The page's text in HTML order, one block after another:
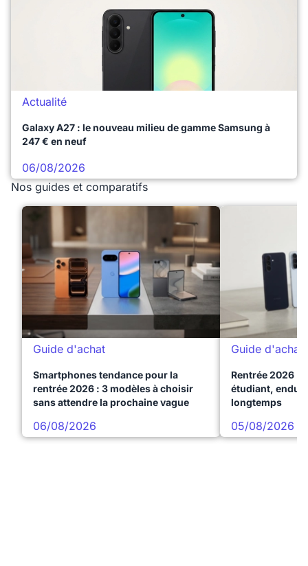
Actualité
Galaxy A27 : le nouveau milieu de gamme Samsung à
247 € en neuf
06/08/2026
Nos guides et comparatifs
Guide d'achat
Smartphones tendance pour la
rentrée 2026 : 3 modèles à choisir
sans attendre la prochaine vague
06/08/2026
Guide d'achat
Rentrée 2026 :
étudiant,
longtemps
05/08/2026